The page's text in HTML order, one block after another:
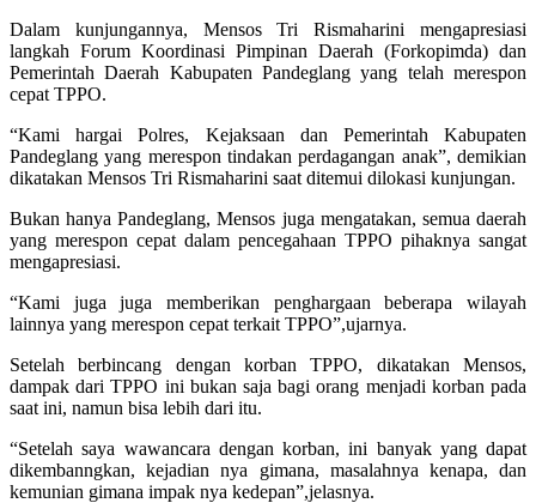
Dalam kunjungannya, Mensos Tri Rismaharini mengapresiasi
langkah Forum Koordinasi Pimpinan Daerah (Forkopimda) dan
Pemerintah Daerah Kabupaten Pandeglang yang telah merespon
cepat TPPO.
“Kami hargai Polres, Kejaksaan dan Pemerintah Kabupaten
Pandeglang yang merespon tindakan perdagangan anak”, demikian
dikatakan Mensos Tri Rismaharini saat ditemui dilokasi kunjungan.
Bukan hanya Pandeglang, Mensos juga mengatakan, semua daerah
yang merespon cepat dalam pencegahaan TPPO pihaknya sangat
mengapresiasi.
“Kami juga juga memberikan penghargaan beberapa wilayah
lainnya yang merespon cepat terkait TPPO”,ujarnya.
Setelah berbincang dengan korban TPPO, dikatakan Mensos,
dampak dari TPPO ini bukan saja bagi orang menjadi korban pada
saat ini, namun bisa lebih dari itu.
“Setelah saya wawancara dengan korban, ini banyak yang dapat
dikembanngkan, kejadian nya gimana, masalahnya kenapa, dan
kemunian gimana impak nya kedepan”,jelasnya.